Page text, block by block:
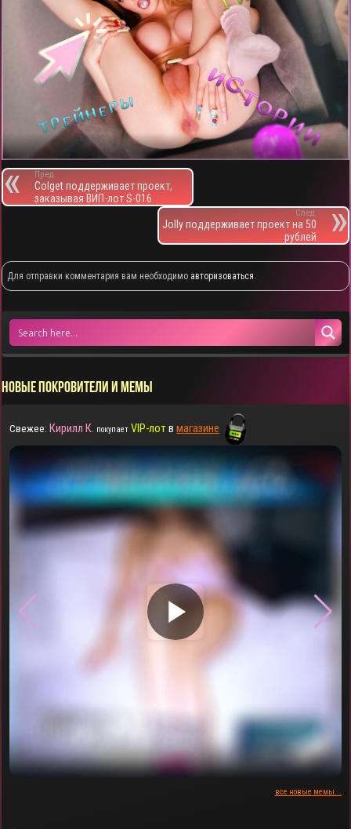
Пред.
Colget поддерживает проект,
заказывая ВИП-лот S-016
След.
Jolly поддерживает проект на 50
рублей
Для отправки комментария вам необходимо авторизоваться
НОВЫЕ ПОКРОВИТЕЛИ И МЕМЫ
Свежее: Кирилл К. покупает VIP-лотвмагазине
▶
все новые мемы...